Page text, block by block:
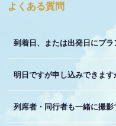
よくある質問
到着日、または出発日にプ
明日ですが申し込みできます
列席者・同行者も一緒に撮影